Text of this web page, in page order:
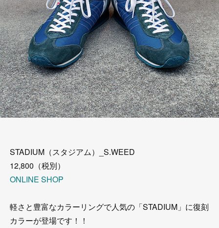
STADIUM（スタジアム）_S.WEED
12,800（税別）
ONLINE SHOP
軽さと豊富なカラーリングで人気の「STADIUM」に復刻
カラーが登場です！！